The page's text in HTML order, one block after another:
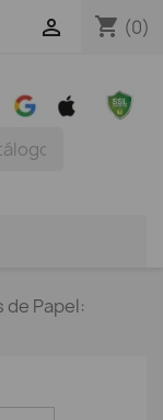
shopping_cart (0)

de Papel: